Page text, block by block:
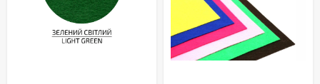
В магазине АртДом представлен широкий выбор фетровых
листов, ориентированный на разные цели и задачи. Ассортимент
включает материалы с разной плотностью, толщиной и цветовой
палитрой. Фетровые листы бывают следующих видов: